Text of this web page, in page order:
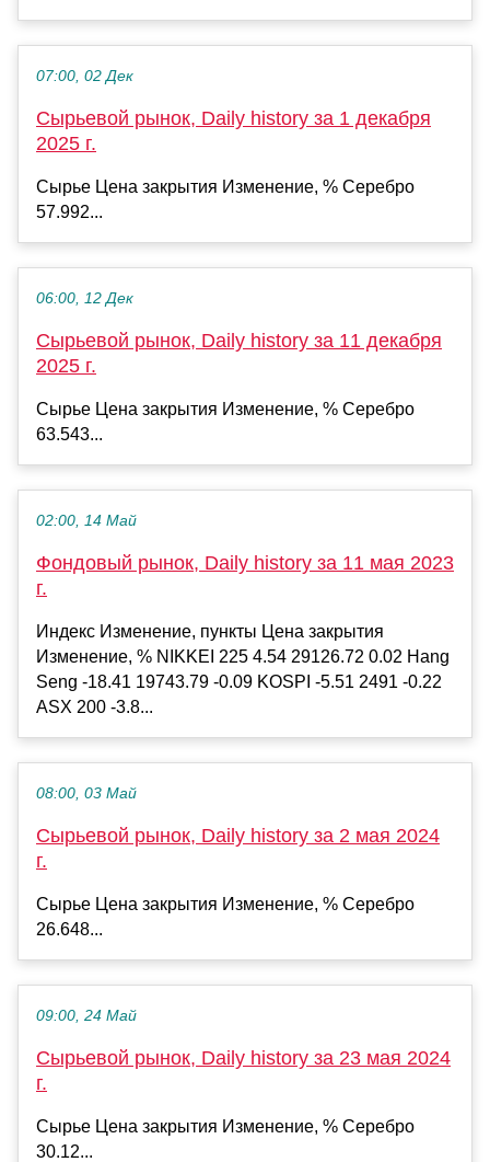
07:00, 02 Дек
Сырьевой рынок, Daily history за 1 декабря
2025 г.
Сырье Цена закрытия Изменение, % Серебро
57.992...
06:00, 12 Дек
Сырьевой рынок, Daily history за 11 декабря
2025 г.
Сырье Цена закрытия Изменение, % Серебро
63.543...
02:00, 14 Май
Фондовый рынок, Daily history за 11 мая 2023
г.
Индекс Изменение, пункты Цена закрытия
Изменение, % NIKKEI 225 4.54 29126.72 0.02 Hang
Seng -18.41 19743.79 -0.09 KOSPI -5.51 2491 -0.22
ASX 200 -3.8...
08:00, 03 Май
Сырьевой рынок, Daily history за 2 мая 2024
г.
Сырье Цена закрытия Изменение, % Серебро
26.648...
09:00, 24 Май
Сырьевой рынок, Daily history за 23 мая 2024
г.
Сырье Цена закрытия Изменение, % Серебро
30.12...